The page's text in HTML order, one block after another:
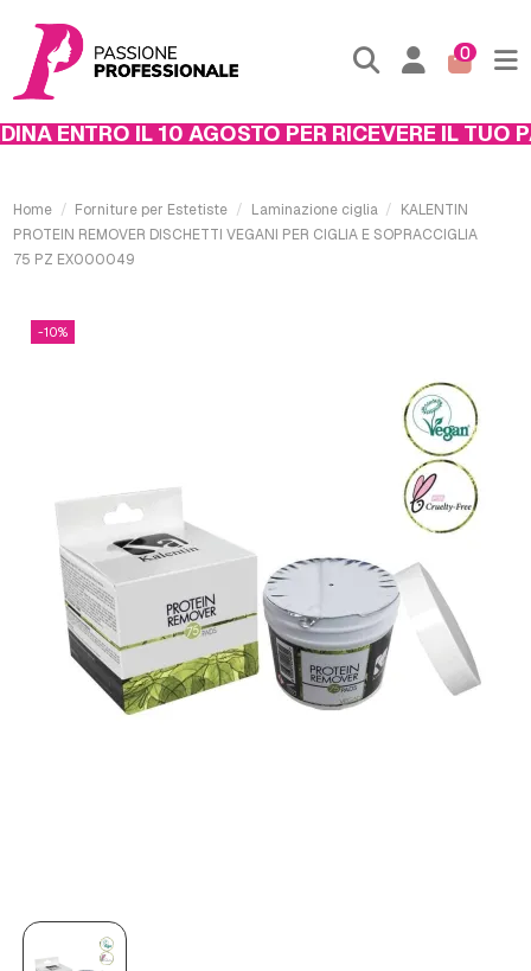
0
ENTRO IL 10 AGOSTO PER RICEVERE IL TUO
Home Forniture per Estetiste Laminazione ciglia
KALENTIN
PROTEIN REMOVER DISCHETTI VEGANI PER CIGLIA E SOPRACCIGLIA
75 PZ EX000049
-10%